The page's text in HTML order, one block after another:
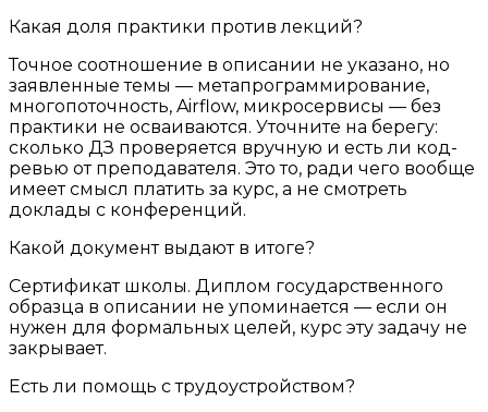
Какая доля практики против лекций?
Точное соотношение в описании не указано, но
заявленные темы — метапрограммирование,
многопоточность, Airflow, микросервисы — без
практики не осваиваются. Уточните на берегу:
сколько ДЗ проверяется вручную и есть ли код-
ревью от преподавателя. Это то, ради чего вообще
имеет смысл платить за курс, а не смотреть
доклады с конференций.
Какой документ выдают в итоге?
Сертификат школы. Диплом государственного
образца в описании не упоминается — если он
нужен для формальных целей, курс эту задачу не
закрывает.
Есть ли помощь с трудоустройством?